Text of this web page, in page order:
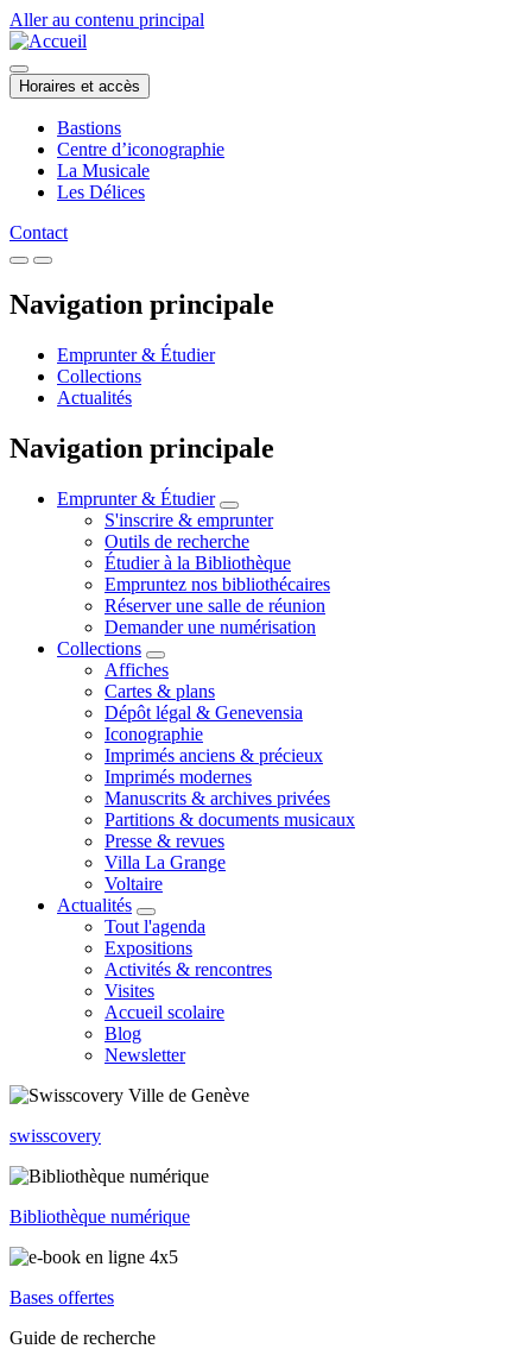
Aller au contenu principal
Horaires et accès
Bastions
Centre d’iconographie
La Musicale
Les Délices
Contact
Navigation principale
Emprunter & Étudier
Collections
Actualités
Navigation principale
Emprunter & Étudier
S'inscrire & emprunter
Outils de recherche
Étudier à la Bibliothèque
Empruntez nos bibliothécaires
Réserver une salle de réunion
Demander une numérisation
Collections
Affiches
Cartes & plans
Dépôt légal & Genevensia
Iconographie
Imprimés anciens & précieux
Imprimés modernes
Manuscrits & archives privées
Partitions & documents musicaux
Presse & revues
Villa La Grange
Voltaire
Actualités
Tout l'agenda
Expositions
Activités & rencontres
Visites
Accueil scolaire
Blog
Newsletter
swisscovery
Bibliothèque numérique
Bases offertes
Guide de recherche